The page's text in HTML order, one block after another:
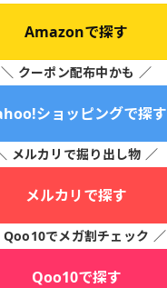
Amazonで探す
＼ クーポン配布中かも ／
ショッピングで探す
メルカリで掘り出し物 ／
メルカリで探す
Qoo10でメガ割チェック ／
Qoo10で探す